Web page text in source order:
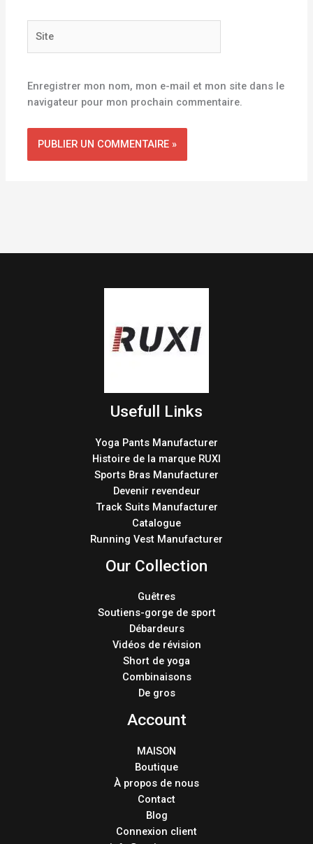
Enregistrer mon nom, mon e-mail et mon site dans le
navigateur pour mon prochain commentaire.
Usefull Links
Yoga Pants Manufacturer
Histoire de la marque RUXI
Sports Bras Manufacturer
Devenir revendeur
Track Suits Manufacturer
Catalogue
Running Vest Manufacturer
Our Collection
Guêtres
Soutiens-gorge de sport
Débardeurs
Vidéos de révision
Short de yoga
Combinaisons
De gros
Account
MAISON
Boutique
À propos de nous
Contact
Blog
Connexion client